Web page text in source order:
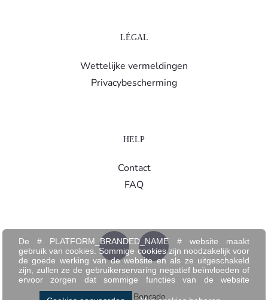
LÉGAL
Wettelijke vermeldingen
Privacybescherming
HELP
Contact
FAQ
© 2026 Boncado
De # PLATFORM_BRANDED_NAME # website maakt
gebruik van cookies. Sommige cookies zijn noodzakelijk voor
de goede werking van de website en als ze uitgeschakeld
zijn, zullen ze de gebruikerservaring negatief beïnvloeden of
ervoor zorgen dat sommige functies van de website
uitgeschakeld zijn. Andere cookies worden gebruikt voor